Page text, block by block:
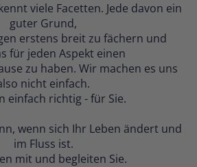
viele Facetten. Jede davon ein
guter Grund,
erstens breit zu fächern und
für jeden Aspekt einen
zu haben. Wir machen es uns
nicht einfach.
einfach richtig - für Sie.
wenn sich Ihr Leben ändert und
im Fluss ist.
mit und begleiten Sie.